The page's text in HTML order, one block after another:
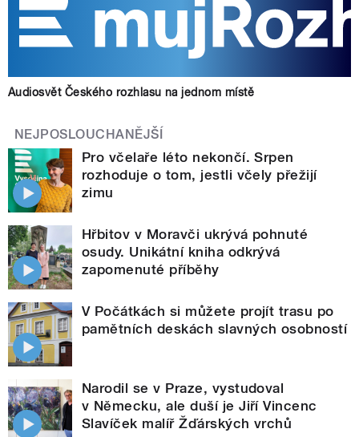
Audiosvět Českého rozhlasu na jednom místě
NEJPOSLOUCHANĚJŠÍ
Pro včelaře léto nekončí. Srpen
rozhoduje o tom, jestli včely přežijí
zimu
Hřbitov v Moravči ukrývá pohnuté
osudy. Unikátní kniha odkrývá
zapomenuté příběhy
V Počátkách si můžete projít trasu po
pamětních deskách slavných osobností
Narodil se v Praze, vystudoval
v Německu, ale duší je Jiří Vincenc
Slavíček malíř Žďárských vrchů